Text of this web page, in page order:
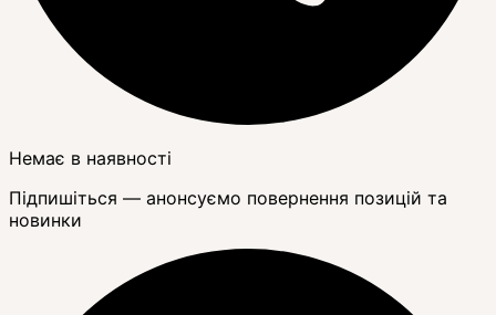
Немає в наявності
Підпишіться — анонсуємо повернення позицій та
новинки